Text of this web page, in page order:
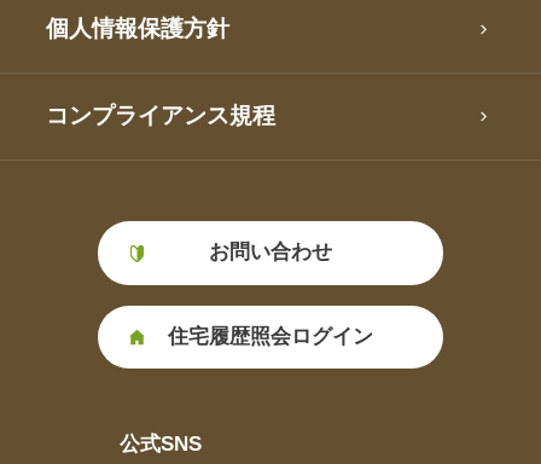
個人情報保護方針
コンプライアンス規程
お問い合わせ
住宅履歴照会ログイン
公式SNS